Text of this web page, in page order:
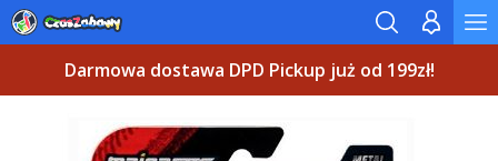
Darmowa dostawa DPD Pickup już od 199zł!